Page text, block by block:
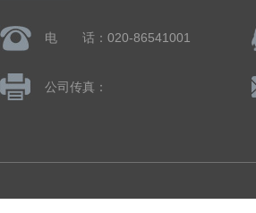
电 话：020-86541001
公司传真：